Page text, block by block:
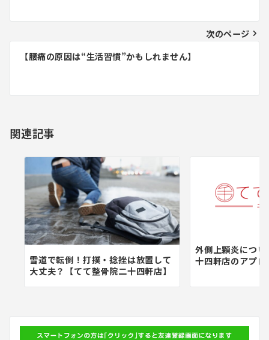
ナ
ビ
シ
ン
次のページ
【腰痛の原因は“生活習慣”かもしれません】
関連記事
雪道で転倒！打撲・捻挫は放置して
大丈夫？【てて整骨院二十四軒店】
外側上顆炎につ
十四軒店のアプロ